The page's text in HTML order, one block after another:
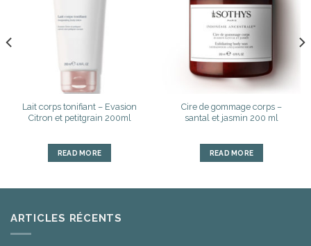
Lait corps tonifiant – Evasion
Citron et petitgrain 200ml
READ MORE
à la liste
Cire de gommage corps –
santal et jasmin 200 ml
READ MORE
ARTICLES RÉCENTS